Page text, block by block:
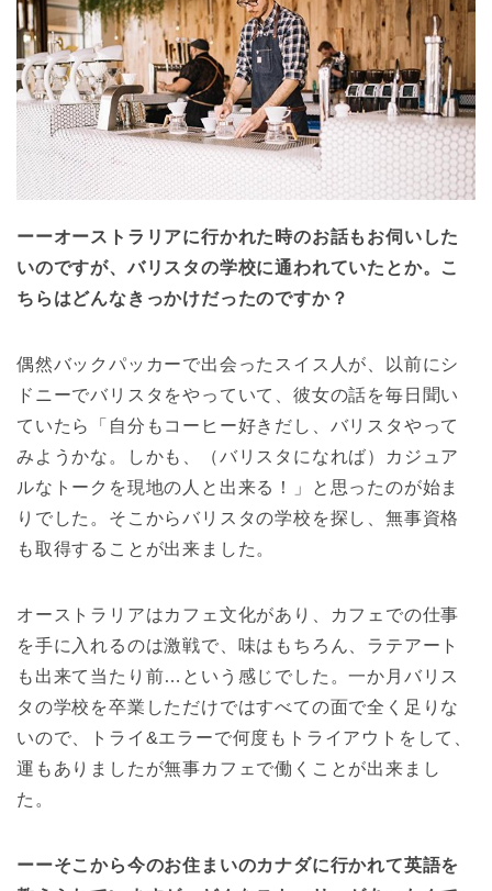
ーーオーストラリアに行かれた時のお話もお伺いした
いのですが、バリスタの学校に通われていたとか。こ
ちらはどんなきっかけだったのですか？
偶然バックパッカーで出会ったスイス人が、以前にシ
ドニーでバリスタをやっていて、彼女の話を毎日聞い
ていたら「自分もコーヒー好きだし、バリスタやって
みようかな。しかも、（バリスタになれば）カジュア
ルなトークを現地の人と出来る！」と思ったのが始ま
りでした。そこからバリスタの学校を探し、無事資格
も取得することが出来ました。
オーストラリアはカフェ文化があり、カフェでの仕事
を手に入れるのは激戦で、味はもちろん、ラテアート
も出来て当たり前…という感じでした。一か月バリス
タの学校を卒業しただけではすべての面で全く足りな
いので、トライ&エラーで何度もトライアウトをして、
運もありましたが無事カフェで働くことが出来まし
た。
ーーそこから今のお住まいのカナダに行かれて英語を